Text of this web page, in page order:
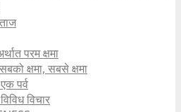
परम क्षमा
क्षमा, सबसे क्षमा
पर्व
विचार